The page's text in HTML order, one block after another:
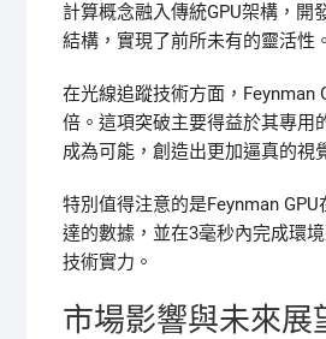
計算概念融入傳統GPU架構，
結構，實現了前所未有的靈活性。
在光線追蹤技術方面，Feynman
倍。這項突破主要得益於其專用
成為可能，創造出更加逼真的視
特別值得注意的是Feynman
達的數據，並在3毫秒內完成環
技術實力。
市場影響與未來展